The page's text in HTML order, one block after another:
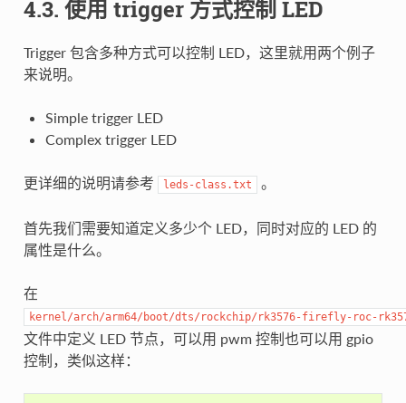
4.3. 使用 trigger 方式控制 LED
Trigger 包含多种方式可以控制 LED，这里就用两个例子
来说明。
Simple trigger LED
Complex trigger LED
更详细的说明请参考 leds-class.txt 。
首先我们需要知道定义多少个 LED，同时对应的 LED 的
属性是什么。
在
kernel/arch/arm64/boot/dts/rockchip/rk3576-firefly-roc-
文件中定义 LED 节点，可以用 pwm 控制也可以用 gpio
控制，类似这样：